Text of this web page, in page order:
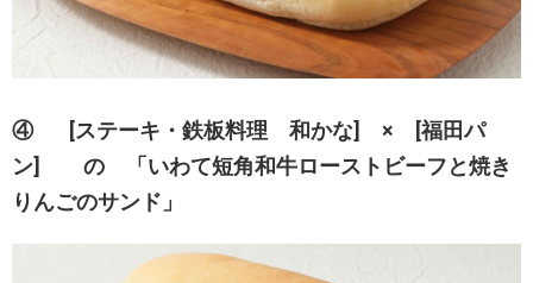
④ [ステーキ・鉄板料理 和かな] × [福田パ
ン] の 「いわて短角和牛ローストビーフと焼き
りんごのサンド」